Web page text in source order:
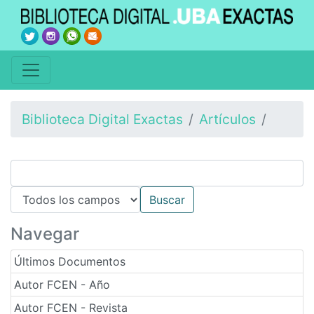
Biblioteca Digital Exactas Artículos
Navegar
Últimos Documentos
Autor FCEN - Año
Autor FCEN - Revista